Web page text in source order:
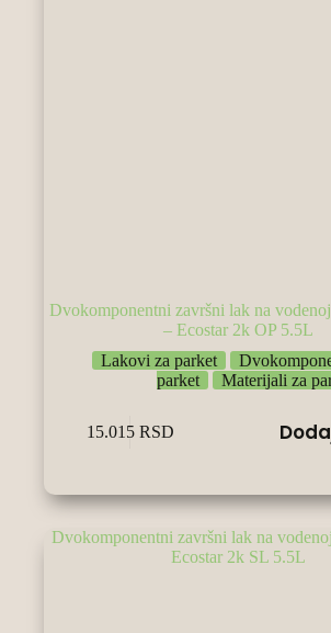
Dvokomponentni završni lak na
– Ecostar 2k OP 5.5L
Lakovi za parket
parket
Materijali za
15.015 RSD